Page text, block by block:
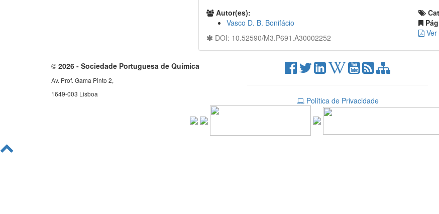
Autor(es):
Vasco D. B. Bonifácio
DOI: 10.52590/M3.P691.A30002252
© 2026 - Sociedade Portuguesa de Química
Av. Prof. Gama Pinto 2,
1649-003 Lisboa
Política de Privacidade